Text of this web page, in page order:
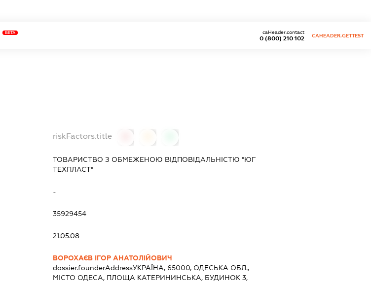
BETA
0 (800) 210 102
caHeader.contact
CAHEADER.GETTEST
riskFactors.title
ТОВАРИСТВО З ОБМЕЖЕНОЮ ВІДПОВІДАЛЬНІСТЮ "ЮГ
ТЕХПЛАСТ"
-
35929454
21.05.08
ВОРОХАЄВ ІГОР АНАТОЛІЙОВИЧ
dossier.founderAddressУКРАЇНА, 65000, ОДЕСЬКА ОБЛ.,
МІСТО ОДЕСА, ПЛОЩА КАТЕРИНИНСЬКА, БУДИНОК 3,